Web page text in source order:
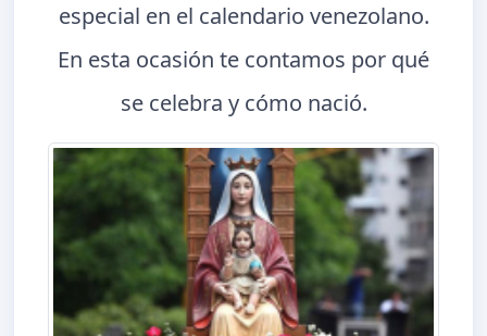
especial en el calendario venezolano.
En esta ocasión te contamos por qué
se celebra y cómo nació.